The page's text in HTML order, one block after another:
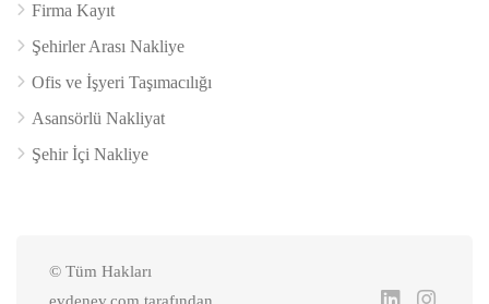
Firma Kayıt
Şehirler Arası Nakliye
Ofis ve İşyeri Taşımacılığı
Asansörlü Nakliyat
Şehir İçi Nakliye
© Tüm Hakları